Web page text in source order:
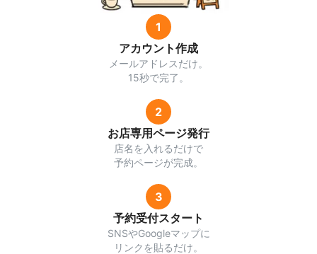
1
アカウント作成
メールアドレスだけ。
15秒で完了。
2
お店専用ページ発行
店名を入れるだけで
予約ページが完成。
3
予約受付スタート
SNSやGoogleマップに
リンクを貼るだけ。